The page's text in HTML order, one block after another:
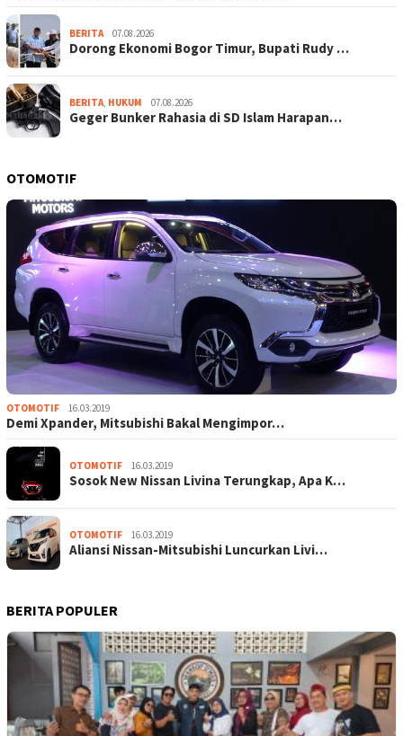
BERITA 07.08.2026
Dorong Ekonomi Bogor Timur, Bupati Rudy …
BERITA, HUKUM 07.08.2026
Geger Bunker Rahasia di SD Islam Harapan…
OTOMOTIF
OTOMOTIF 16.03.2019
Demi Xpander, Mitsubishi Bakal Mengimpor…
OTOMOTIF 16.03.2019
Sosok New Nissan Livina Terungkap, Apa K…
OTOMOTIF 16.03.2019
Aliansi Nissan-Mitsubishi Luncurkan Livi…
BERITA POPULER